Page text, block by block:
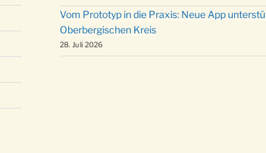
Vom Prototyp in die Praxis: Neue App
Oberbergischen Kreis
28. Juli 2026